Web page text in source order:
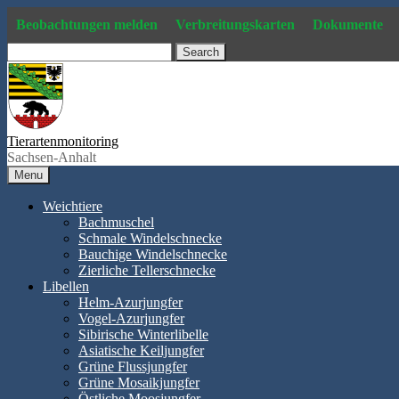
to
content
Beobachtungen melden Verbreitungskarten Dokumente
Tierartenmonitoring
Sachsen-Anhalt
Menu
Weichtiere
Bachmuschel
Schmale Windelschnecke
Bauchige Windelschnecke
Zierliche Tellerschnecke
Libellen
Helm-Azurjungfer
Vogel-Azurjungfer
Sibirische Winterlibelle
Asiatische Keiljungfer
Grüne Flussjungfer
Grüne Mosaikjungfer